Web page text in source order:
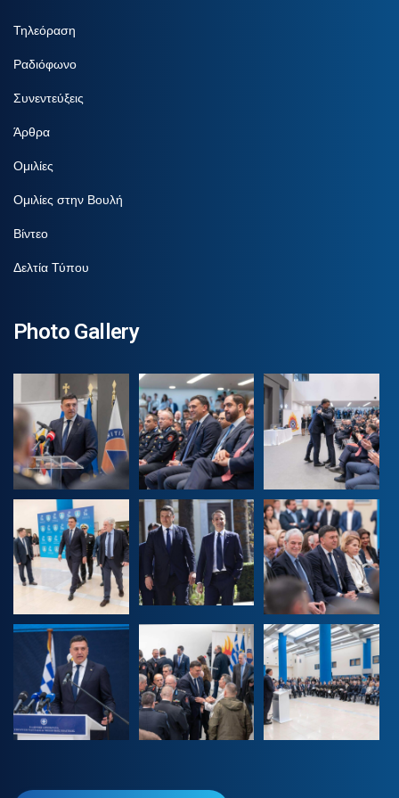
Τηλεόραση
Ραδιόφωνο
Συνεντεύξεις
Άρθρα
Ομιλίες
Ομιλίες στην Βουλή
Βίντεο
Δελτία Τύπου
Photo Gallery